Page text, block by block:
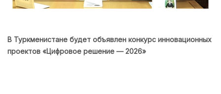
В Туркменистане будет объявлен конкурс инновационных
проектов «Цифровое решение — 2026»